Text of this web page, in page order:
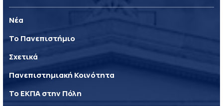
Νέα
Το Πανεπιστήμιο
Σχετικά
Πανεπιστημιακή Κοινότητα
Το ΕΚΠΑ στην Πόλη